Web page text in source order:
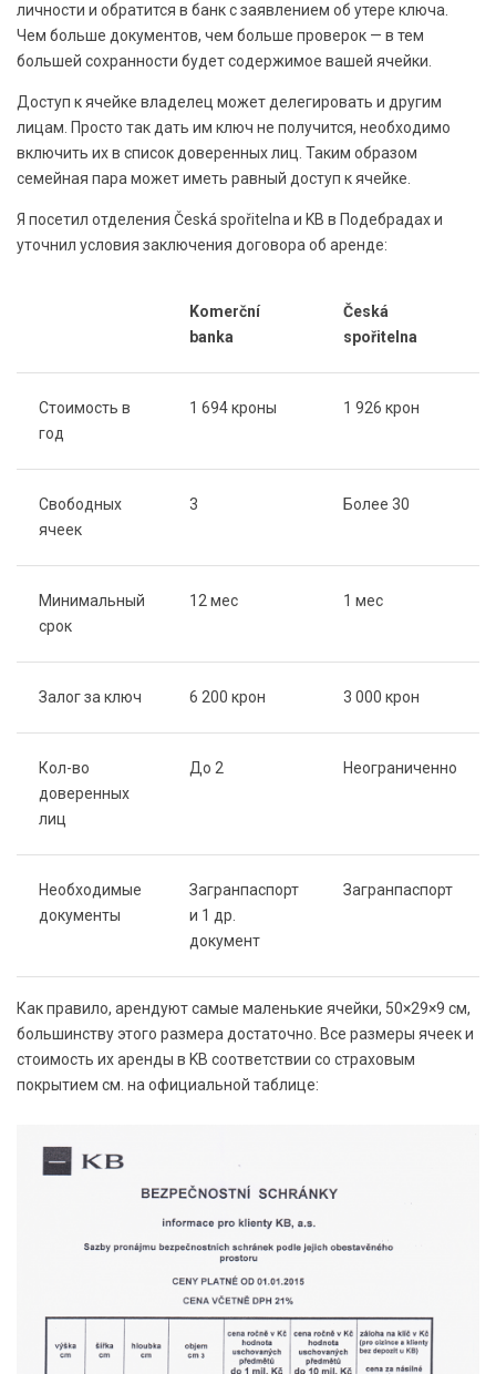
личности и обратится в банк с заявлением об утере ключа.
Чем больше документов, чем больше проверок — в тем
большей сохранности будет содержимое вашей ячейки.
Доступ к ячейке владелец может делегировать и другим
лицам. Просто так дать им ключ не получится, необходимо
включить их в список доверенных лиц. Таким образом
семейная пара может иметь равный доступ к ячейке.
Я посетил отделения Česká spořitelna и KB в Подебрадах и
уточнил условия заключения договора об аренде:
Komerční
banka
Česká
spořitelna
Стоимость в
год
1 694 кроны 1 926 крон
Свободных
ячеек
3 Более 30
Минимальный
срок
12 мес 1 мес
Залог за ключ 6 200 крон 3 000 крон
Кол-во
доверенных
лиц
До 2 Неограниченно
Необходимые
документы
Загранпаспорт
и 1 др.
документ
Загранпаспорт
Как правило, арендуют самые маленькие ячейки, 50×29×9 см,
большинству этого размера достаточно. Все размеры ячеек и
стоимость их аренды в KB соответствии со страховым
покрытием см. на официальной таблице: